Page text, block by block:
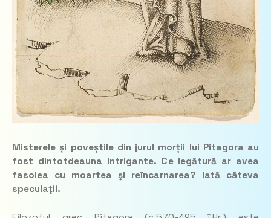
Misterele și poveștile din jurul morții lui Pitagora au
fost dintotdeauna intrigante. Ce legătură ar avea
fasolea cu moartea şi reîncarnarea? Iată câteva
speculaţii.